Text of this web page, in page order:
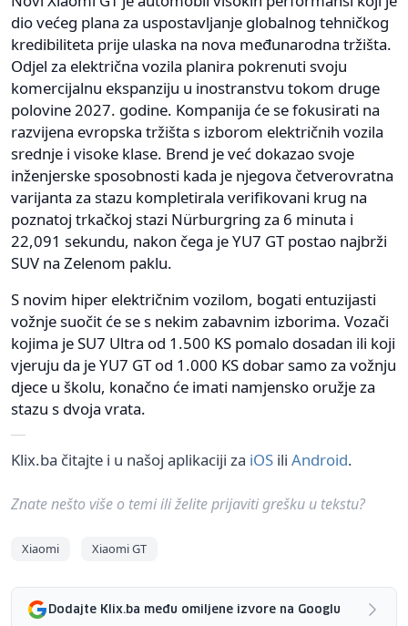
dio većeg plana za uspostavljanje globalnog tehničkog
kredibiliteta prije ulaska na nova međunarodna tržišta.
Odjel za električna vozila planira pokrenuti svoju
komercijalnu ekspanziju u inostranstvu tokom druge
polovine 2027. godine. Kompanija će se fokusirati na
razvijena evropska tržišta s izborom električnih vozila
srednje i visoke klase. Brend je već dokazao svoje
inženjerske sposobnosti kada je njegova četverovratna
varijanta za stazu kompletirala verifikovani krug na
poznatoj trkačkoj stazi Nürburgring za 6 minuta i
22,091 sekundu, nakon čega je YU7 GT postao najbrži
SUV na Zelenom paklu.
S novim hiper električnim vozilom, bogati entuzijasti
vožnje suočit će se s nekim zabavnim izborima. Vozači
kojima je SU7 Ultra od 1.500 KS pomalo dosadan ili koji
vjeruju da je YU7 GT od 1.000 KS dobar samo za vožnju
djece u školu, konačno će imati namjensko oružje za
stazu s dvoja vrata.
Klix.ba čitajte i u našoj aplikaciji za iOS ili Android.
Znate nešto više o temi ili želite prijaviti grešku u tekstu?
Xiaomi Xiaomi GT
Dodajte Klix.ba među omiljene izvore na Googlu